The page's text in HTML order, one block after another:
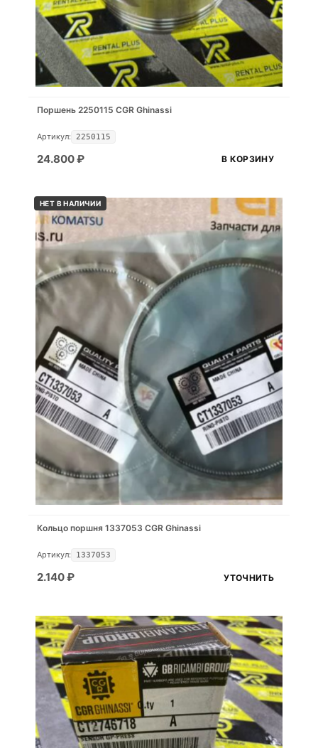
Поршень 2250115 CGR Ghinassi
Артикул: 2250115
24.800₽ В КОРЗИНУ
НЕТ В НАЛИЧИИ
Кольцо поршня 1337053 CGR Ghinassi
Артикул: 1337053
2.140₽ УТОЧНИТЬ